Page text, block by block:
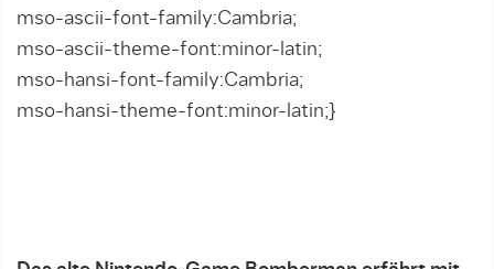
mso-ascii-font-family:Cambria;
mso-ascii-theme-font:minor-latin;
mso-hansi-font-family:Cambria;
mso-hansi-theme-font:minor-latin;}